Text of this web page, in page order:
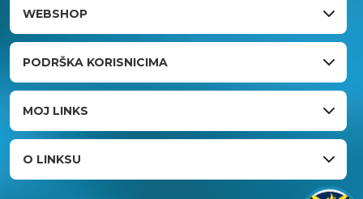
WEBSHOP
PODRŠKA KORISNICIMA
MOJ LINKS
O LINKSU